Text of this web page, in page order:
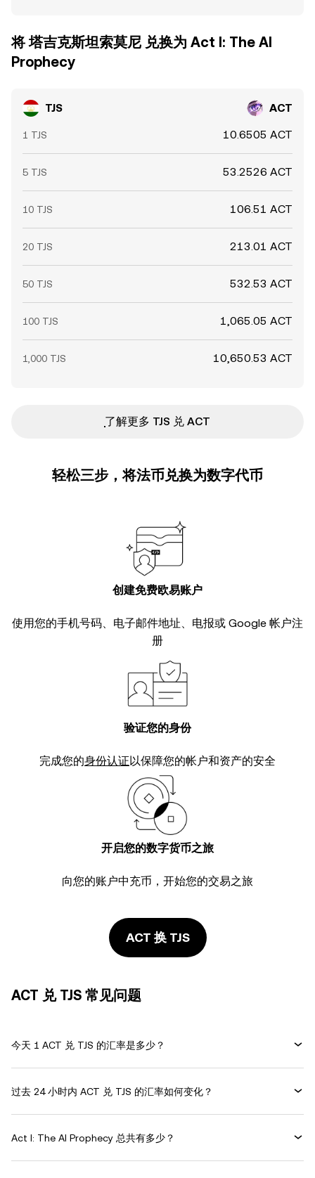
将 塔吉克斯坦索莫尼 兑换为 Act I: The AI
Prophecy
TJS ACT
1 TJS 10.6505 ACT
5 TJS 53.2526 ACT
10 TJS 106.51 ACT
20 TJS 213.01 ACT
50 TJS 532.53 ACT
100 TJS 1,065.05 ACT
1,000 TJS 10,650.53 ACT
ִִִִִִִִִִִִִִִִִִִִִִִִִִִִִִִִִִִִִִִִִִִִִִִ了解更多 TJS 兑 ACT
轻松三步，将法币兑换为数字代币
创建免费欧易账户
使用您的手机号码、电子邮件地址、电报或 Google 帐户注
册
验证您的身份
完成您的身份认证以保障您的帐户和资产的安全
开启您的数字货币之旅
向您的账户中充币，开始您的交易之旅
ACT 换 TJS
ACT 兑 TJS 常见问题
今天 1 ACT 兑 TJS 的汇率是多少？
过去 24 小时内 ACT 兑 TJS 的汇率如何变化？
Act I: The AI Prophecy 总共有多少？